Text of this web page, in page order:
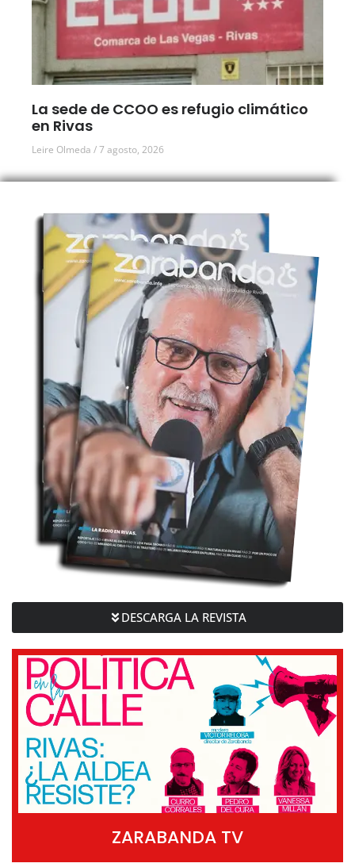
La sede de CCOO es refugio climático
en Rivas
Leire Olmeda 7 agosto, 2026
DESCARGA LA REVISTA
ZARABANDA TV